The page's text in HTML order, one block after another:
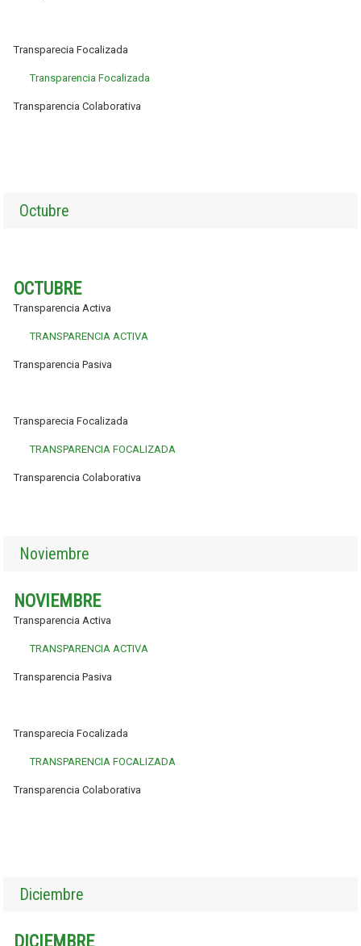
Transparecia Focalizada
Transparencia Focalizada
Transparencia Colaborativa
Octubre
OCTUBRE
Transparencia Activa
TRANSPARENCIA ACTIVA
Transparencia Pasiva
Transparecia Focalizada
TRANSPARENCIA FOCALIZADA
Transparencia Colaborativa
Noviembre
NOVIEMBRE
Transparencia Activa
TRANSPARENCIA ACTIVA
Transparencia Pasiva
Transparecia Focalizada
TRANSPARENCIA FOCALIZADA
Transparencia Colaborativa
Diciembre
DICIEMBRE